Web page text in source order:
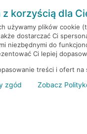
NOTA
korzyścią dla
używamy plików cookie
dostarczać Ci
niezbędnymi do
Ci lepiej
treści i ofert na
zgód Zobacz